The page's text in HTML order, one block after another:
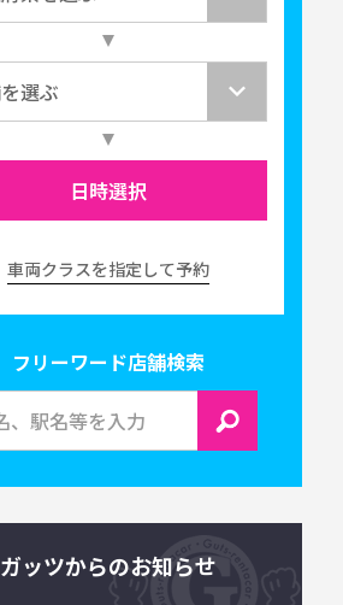
日時選択
車両クラスを指定して予約
フリーワード店舗検索
ガッツからのお知らせ